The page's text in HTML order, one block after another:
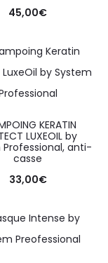
45,00€
KERATIN
LUXEOIL by
Professional, anti-
casse
33,00€